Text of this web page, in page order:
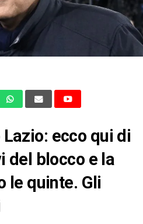
ecco qui di
del blocco e la
le quinte. Gli